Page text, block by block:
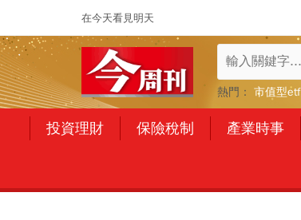
在今天看見明天
熱門： 市值型etf
投資理財 保險稅制 產業時事